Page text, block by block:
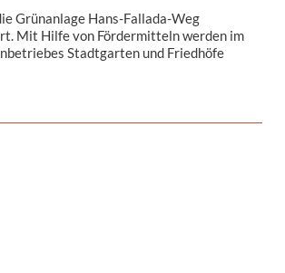
Grünanlage Hans-Fallada-Weg
Mit Hilfe von Fördermitteln werden im
Stadtgarten und Friedhöfe
wird vor allem der Spielplatz als zentrales